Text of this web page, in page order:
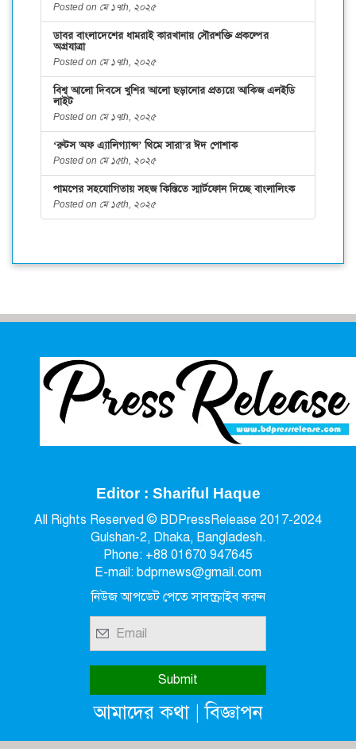
Posted on মে ১৭th, ২০২৫
ডাবর বাংলাদেশের ধামরাই কারখানায় সৌরশক্তি প্রকল্পের
অগ্রযাত্রা
Posted on মে ১৭th, ২০২৫
বিশ্ব আলো দিবসে খুশির আলো ছড়ানোর প্রত্যয়ে আকিজ এলইডি
লাইট
Posted on মে ১৭th, ২০২৫
‘রুটস অফ এ্যালিগ্যান্স’ থিমে সারা’র ঈদ পোশাক
Posted on মে ১৫th, ২০২৫
পামপের সহযোগিতায় সহজ কিস্তিতে স্মার্টফোন দিচ্ছে বাংলালিংক
Posted on মে ১৫th, ২০২৫
Editor : Shariful Haque
All Rights Reserved © BDPressRelease 2017-2024
Gulshan-2, Dhaka, Bangladesh.
Phone: +88 01670 947645
E-mail: bdprnews@gmail.com
নিউজ আপডেট পেতে সাবস্ক্রাইব করুন
আমাদের কথা|বিজ্ঞাপন